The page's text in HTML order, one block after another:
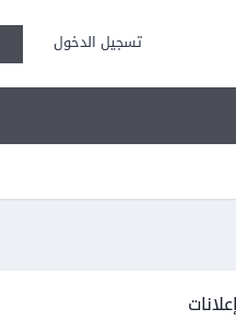
تسجيل الدخول
إعلانات